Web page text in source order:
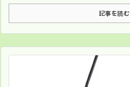
記事を読む